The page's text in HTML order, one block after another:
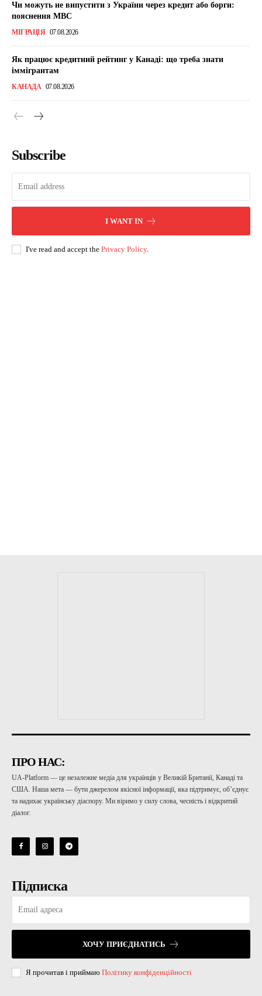
Чи можуть не випустити з України через кредит або борги:
пояснення МВС
МІГРАЦІЯ 07.08.2026
Як працює кредитний рейтинг у Канаді: що треба знати
іммігрантам
КАНАДА 07.08.2026
Subscribe
I WANT IN
I've read and accept the Privacy Policy.
ПРО НАС:
UA-Platform — це незалежне медіа для українців у Великій Британії, Канаді та
США. Наша мета — бути джерелом якісної інформації, яка підтримує, об’єднує
та надихає українську діаспору. Ми віримо у силу слова, чесність і відкритий
діалог.
Підписка
ХОЧУ ПРИЄДНАТИСЬ
Я прочитав і приймаю Політику конфіденційності